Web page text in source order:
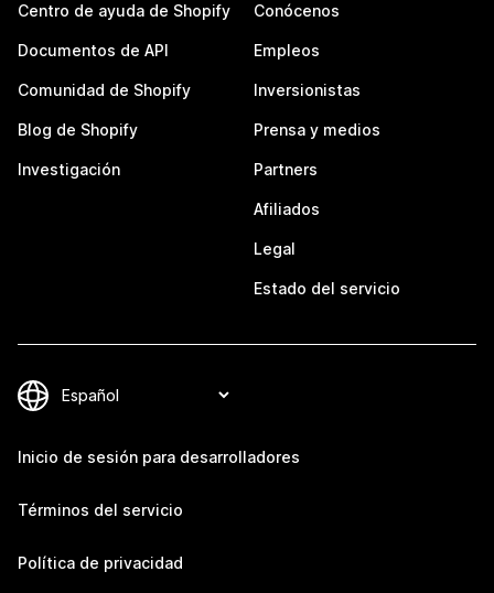
Centro de ayuda de Shopify
Documentos de API
Comunidad de Shopify
Blog de Shopify
Investigación
Conócenos
Empleos
Inversionistas
Prensa y medios
Partners
Afiliados
Legal
Estado del servicio
Inicio de sesión para desarrolladores
Términos del servicio
Política de privacidad